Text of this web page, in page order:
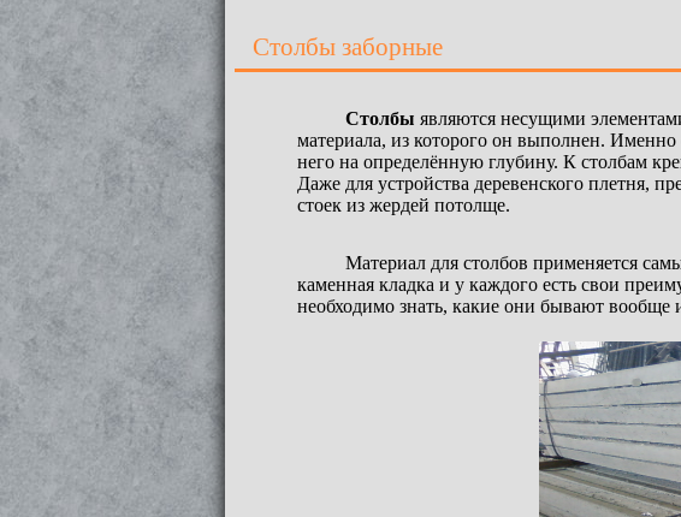
Столбы заборные
Столбы являются несущими
материала, из которого он выполнен.
него на определённую глубину. К столбам
Даже для устройства деревенского плетня,
стоек из жердей потолще.
Материал для столбов применяется
каменная кладка и у каждого есть свои
необходимо знать, какие они бывают